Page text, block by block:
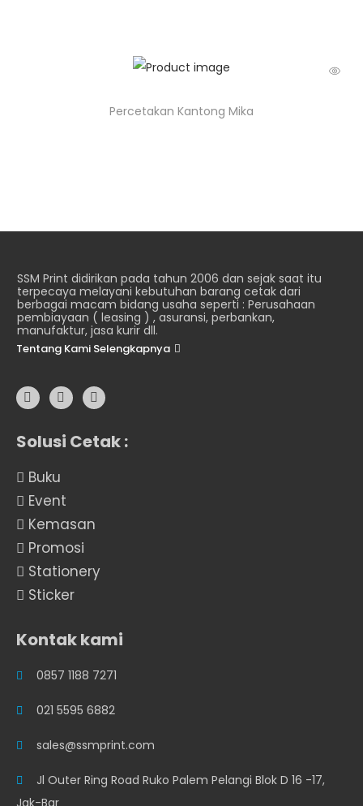
Percetakan Kantong Mika
SSM Print didirikan pada tahun 2006 dan sejak saat itu
terpecaya melayani kebutuhan barang cetak dari
berbagai macam bidang usaha seperti : Perusahaan
pembiayaan ( leasing ) , asuransi, perbankan,
manufaktur, jasa kurir dll.
Tentang Kami Selengkapnya
Solusi Cetak :
Buku
Event
Kemasan
Promosi
Stationery
Sticker
Kontak kami
0857 1188 7271
021 5595 6882
sales@ssmprint.com
Jl Outer Ring Road Ruko Palem Pelangi Blok D 16 -17,